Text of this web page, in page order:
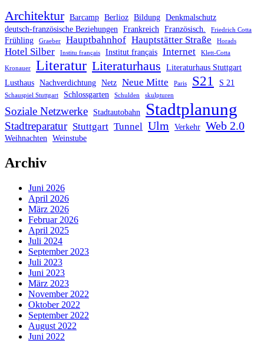
Architektur Barcamp Berlioz Bildung Denkmalschutz
deutsch-französische Beziehungen Frankreich Französisch. Friedrich Cotta
Frühling Graeber Hauptbahnhof Hauptstätter Straße Horads
Hotel Silber Institu français Institut français Internet Klett-Cotta
Kronauer Literatur Literaturhaus
Literaturhaus Stuttgart
Lusthaus Nachverdichtung Netz Neue Mitte Paris S21 S 21
Schauspiel Stuttgart Schlossgarten Schulden skulpturen
Soziale Netzwerke Stadtautobahn Stadtplanung
Stadtreparatur Stuttgart Tunnel Ulm Verkehr Web 2.0
Weihnachten Weinstube
Archiv
Juni 2026
April 2026
März 2026
Februar 2026
April 2025
Juli 2024
September 2023
Juli 2023
Juni 2023
März 2023
November 2022
Oktober 2022
September 2022
August 2022
Juni 2022